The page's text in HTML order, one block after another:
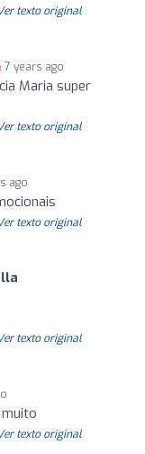
texto original
7 years ago
Maria super
texto original
ago
texto original
texto original
texto original